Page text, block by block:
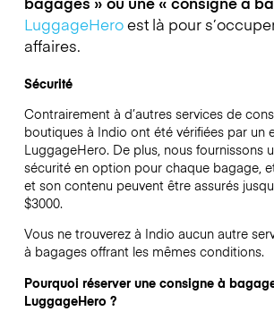
LuggageHeroest là pour
affaires.
Sécurité
Contrairement à d’autres services de
boutiques à Indio ont été vérifiées par un
LuggageHero. De plus, nous fournissons
sécurité en option pour chaque bagage,
et son contenu peuvent être assurés
$3000.
Vous ne trouverez à Indio aucun autre
à bagages offrant les mêmes conditions.
Pourquoi réserver une consigne à
LuggageHero ?